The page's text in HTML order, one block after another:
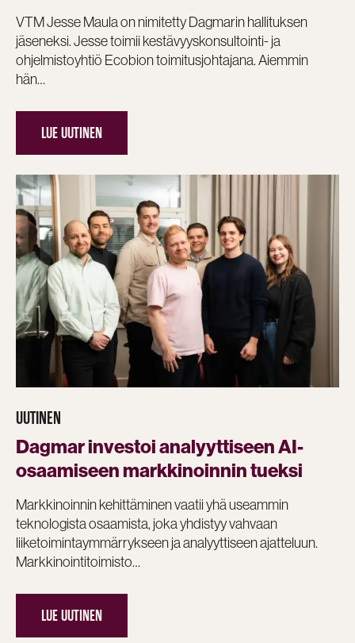
VTM Jesse Maula on nimitetty Dagmarin hallituksen
jäseneksi. Jesse toimii kestävyyskonsultointi- ja
ohjelmistoyhtiö Ecobion toimitusjohtajana. Aiemmin
hän…
LUE UUTINEN
UUTINEN
Dagmar investoi analyyttiseen AI-
osaamiseen markkinoinnin tueksi
Markkinoinnin kehittäminen vaatii yhä useammin
teknologista osaamista, joka yhdistyy vahvaan
liiketoimintaymmärrykseen ja analyyttiseen ajatteluun.
Markkinointitoimisto…
LUE UUTINEN